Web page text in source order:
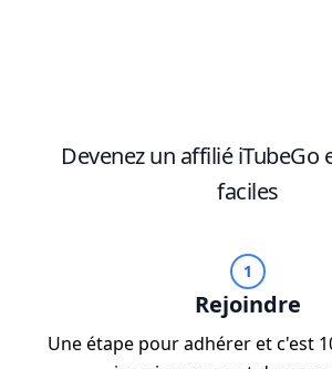
Devenez un affilié iTubeGo
faciles
1
Rejoindre
Une étape pour adhérer et c'est